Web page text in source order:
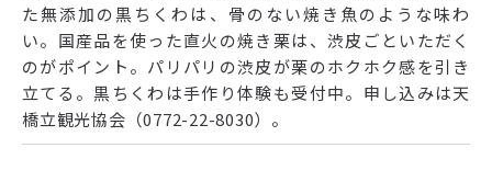
た無添加の黒ちくわは、骨のない焼き魚のような味わ
い。国産品を使った直火の焼き栗は、渋皮ごといただく
のがポイント。パリパリの渋皮が栗のホクホク感を引き
立てる。黒ちくわは手作り体験も受付中。申し込みは天
橋立観光協会（0772-22-8030）。